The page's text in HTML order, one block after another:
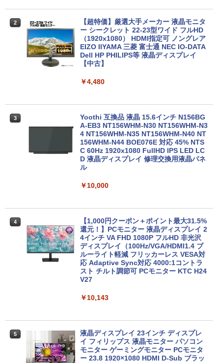
Anker Soundcore Liberty 5 ミッドナイトブ
ラック
￥14,990
軽量 ブルートゥースHi-Fi 最大36時間再生 ぶ
るーとゅーす コードレス ENCノイズキャン
セリング 自動ペアリング Type-C充電 マイク
付き 防水 タッチ式音量調整 スポーツ/通勤/通
学/WEB会議(ホワイト)
￥1,964
￥3,480
On My Road (Stadium ver.)
￥250
￥250
BUGS LIFE
by Amazon 天然水ラベルレス 2L×9本
￥1,117
強炭酸水 ペットボトル 500ミリリットル (Sm
art Basic)
￥1,625
【Amazon.co.jp限定】 伊藤園 磨かれて、澄
] [ 水 ] [ ペットボトル ] [ 箱買い ] [ ストック
￥998
ONE PIECE モノクロ版 115 (ジャンプコミッ
クスDIGITAL)
￥594
￥572
スーパーの裏でヤニ吸うふたり 9巻 (デジタル
版ビッグガンガンコミックス)
￥810
LTE対応 中古美品 / タッチ 10.5インチ M
icrosoft Surface GO2 Model.1927 フル
HD対応WUXGA/ 第8世代CoreM3-8100
Wi-Fi6/ Office付きWindows11/ Win11
￥20,990
【期間限定P15倍+最大10%OFFクーポ
ン】 【3年保証】東芝 TOSHIBA DYNAB
OOK DYNABOOK B65/DN SSD256GB
古 アウトレット 返品 送料無料 中古ノー
￥27,500
超得2,000円OFF&P2倍｜レッツノート｜
Microsoft office 2019 H&B付き｜中古
ノートパソコン Windows11 office付｜
メモリ8GB SSD256GB｜Panasonic Le
｜モバイルPC｜ノートパソコン B5サイ
MS Office 2024 H&B 搭載｜中古ノート
【エントリーでポイント100％還元チャ
ンス】GMKtec G10 ミニPC【AMD Ryz
en 5 3500U DDR4 16GB 512GB/256GB/
Windows11 Pro 8K/4K 3画面出力 LAN *
り高性能
￥61,999
HP ProOne 600 G6 AIO 21.5インチ 第1
0世代 Core i5 メモリ16GB Nvme M.2 S
Type-C Windows11 一体型 中古パソコ
Win11搭載 デスクトップパソコン一体型
デスクトップ新品 Office付き 24型フルH
D液晶一体型 デスクトップパソコン Core
i7 3615MQ メモリ16GB SSD512GB US
B 3.0 無線搭載 初心者向け 初期設定済み
【週末限定999円OFF！】 最新マイクロ
ソフトオフィス2024付き microsoft offi
ce付き 中古パソコン 中古 デスクトップ
2
【超特価】厳選大手メーカー 液晶モニタ
ー シークレット 22-23型ワイド フルHD
（1920x1080） HDMI指定可 ノングレア
EIZO IIYAMA 三菱 富士通 NEC IO-DATA
Dell HP PHILIPS等 液晶ディスプレイ
【中古】
￥4,480
3
Yoothi 互換品 液晶 15.6インチ N156BG
A-EB3 NT156WHM-N30 NT156WHM-N3
4 NT156WHM-N35 NT156WHM-N40 NT
156WHM-N44 BOE076E 対応 45% NTS
C 60Hz 1920x1080 FullHD IPS LED LC
D 液晶ディスプレイ 修理交換用液晶パネ
ル
￥10,000
4
【1,000円クーポン＋ポイント最大31.5%
還元！】PCモニター 液晶ディスプレイ 2
4インチ VA FHD 1080P フルHD 非光沢
ディスプレイ（100Hz/VGA/HDMI1.4 ブ
ルーライト軽減 フリッカーレス VESA対
応 Adaptive Sync対応 4000:1コントラ
スト チルト調節可 PCモニター KTC H24
V27
￥10,143
5
液晶ディスプレイ 23インチ ディスプレ
イ フィリップス 液晶モニター パソコン
モニター ゲーミングモニター PCモニタ
ー 23.8 1920×1080 HDMI D-Sub ブラッ